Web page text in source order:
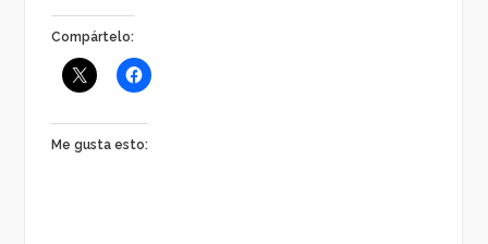
Compártelo:
Me gusta esto: